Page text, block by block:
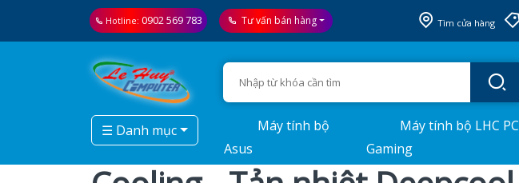
Hotline: 0902 569 783 Tư vấn bán hàng Tìm cửa hàng
☰ Danh mục
Máy tính bộ
Asus
Máy tính bộ LHC PC
Gaming